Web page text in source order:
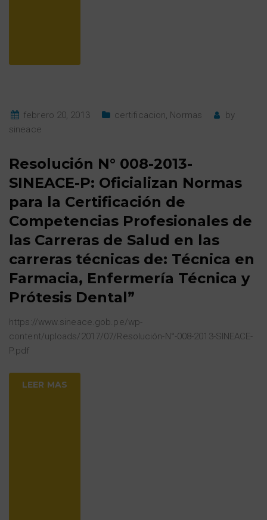
febrero 20, 2013 certificacion, Normas
by
sineace
Resolución N° 008-2013-
SINEACE-P: Oficializan Normas
para la Certificación de
Competencias Profesionales de
las Carreras de Salud en las
carreras técnicas de: Técnica en
Farmacia, Enfermería Técnica y
Prótesis Dental”
https://www.sineace.gob.pe/wp-
content/uploads/2017/07/Resolución-N°-008-2013-SINEACE-
P.pdf
LEER MAS